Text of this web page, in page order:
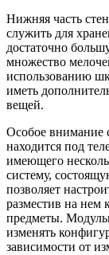
Нижняя часть
служить для
достаточно
множество
использованию
иметь
вещей.
Особое внимание
находится под
имеющего
систему,
позволяет
разместив на нем
предметы.
изменять
зависимости от